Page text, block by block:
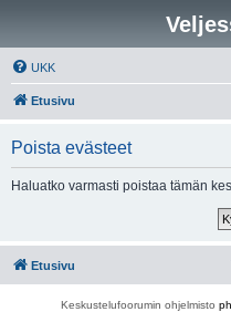
UKK
Etusivu
Poista evästeet
Haluatko varmasti poistaa tämän
Etusivu
Keskustelufoorumin ohjelmisto